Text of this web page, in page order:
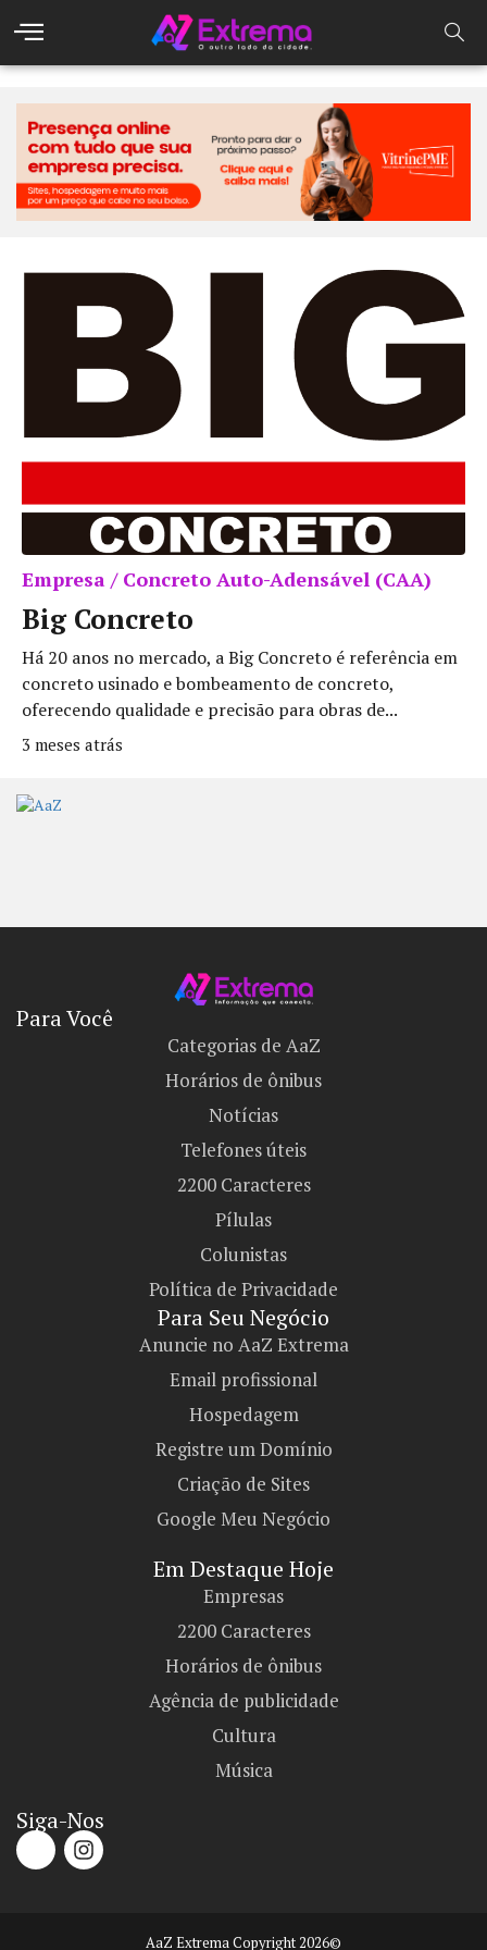
Empresa / Concreto Auto-Adensável (CAA)
Big Concreto
Há 20 anos no mercado, a Big Concreto é referência em
concreto usinado e bombeamento de concreto,
oferecendo qualidade e precisão para obras de...
3 meses atrás
Para Você
Categorias de AaZ
Horários de ônibus
Notícias
Telefones úteis
2200 Caracteres
Pílulas
Colunistas
Política de Privacidade
Para Seu Negócio​
Anuncie no AaZ Extrema
Email profissional
Hospedagem
Registre um Domínio
Criação de Sites
Google Meu Negócio
Em Destaque Hoje
Empresas
2200 Caracteres
Horários de ônibus
Agência de publicidade
Cultura
Música
Siga-Nos
AaZ Extrema Copyright 2026©